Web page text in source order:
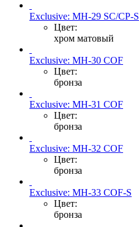
Exclusive: MH-29 SC/CP-S
Цвет:
хром матовый
Exclusive: MH-30 COF
Цвет:
бронза
Exclusive: MH-31 COF
Цвет:
бронза
Exclusive: MH-32 COF
Цвет:
бронза
Exclusive: MH-33 COF-S
Цвет:
бронза